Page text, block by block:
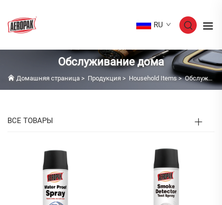
RU
Обслуживание дома
Домашняя страница > Продукция > Household Items>Обслуживание дома
ВСЕ ТОВАРЫ